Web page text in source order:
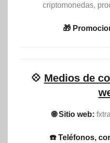
criptomonedas,
🎁
💠 Medios de
🌐 Sitio web:
☎️ Teléfonos,